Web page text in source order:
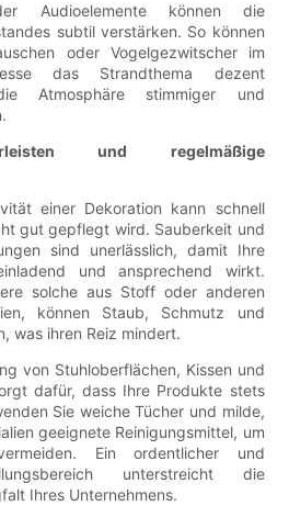
Audioelemente können die
subtil verstärken. So können
oder Vogelgezwitscher im
das Strandthema dezent
Atmosphäre stimmiger und
und regelmäßige
einer Dekoration kann schnell
gut gepflegt wird. Sauberkeit und
sind unerlässlich, damit Ihre
und ansprechend wirkt.
solche aus Stoff oder anderen
können Staub, Schmutz und
was ihren Reiz mindert.
von Stuhloberflächen, Kissen und
dafür, dass Ihre Produkte stets
Sie weiche Tücher und milde,
geeignete Reinigungsmittel, um
Ein ordentlicher und
unterstreicht die
Ihres Unternehmens.